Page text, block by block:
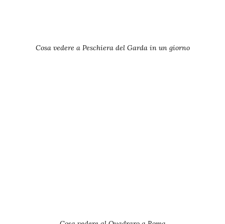
Cosa vedere a Peschiera del Garda in un giorno